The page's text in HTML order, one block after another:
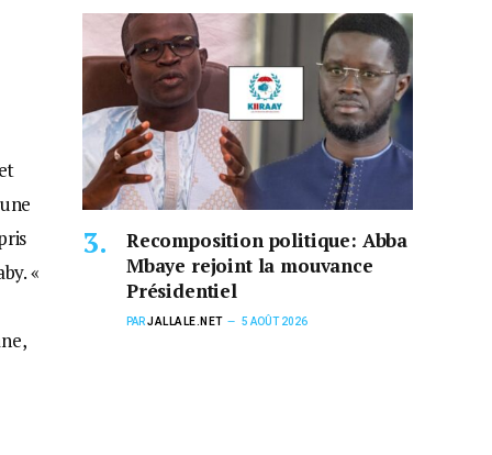
«
Recomposition politique: Abba
Mbaye rejoint la mouvance
Présidentiel
PARJALLALE.NET 5 AOÛT 2026